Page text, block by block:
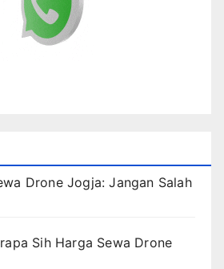
Drone Jogja: Jangan Salah
Sih Harga Sewa Drone